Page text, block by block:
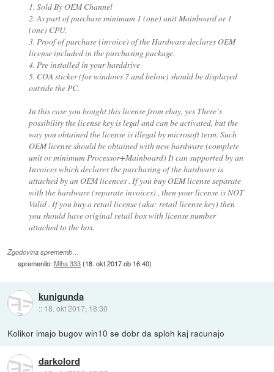
1. Sold By OEM Channel
2. As part of purchase minimum 1 (one) unit Mainboard or 1
(one) CPU.
3. Proof of purchase (invoice) of the Hardware declares OEM
license included in the purchasing package.
4. Pre installed in your harddrive
5. COA sticker (for windows 7 and below) should be displayed
outside the PC.
In this case you bought this license from ebay, yes There’s
possibility the license key is legal and can be activated, but the
way you obtained the license is illegal by microsoft term. Such
OEM license should be obtained with new hardware (complete
unit or minimum Processor+Mainboard) It can supported by an
Invoices which declares the purchasing of the hardware is
attached by an OEM licences . If you buy OEM license separate
with the hardware (separate invoices) , then your license is NOT
Valid . If you buy a retail license (aka: retail license key) then
you should have original retail box with license number
attached to the box.
Zgodovina sprememb…
spremenilo:Miha 333(18. okt 2017 ob 16:40)
kunigunda
:: 18. okt 2017, 18:30
Kolikor imajo bugov win10 se dobr da sploh kaj racunajo
darkolord